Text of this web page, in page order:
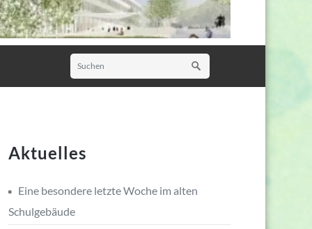
Aktuelles
Eine besondere letzte Woche im alten
Schulgebäude